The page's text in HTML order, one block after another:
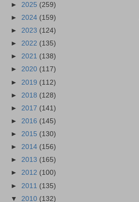
► 2025 (259)
► 2024 (159)
► 2023 (124)
► 2022 (135)
► 2021 (138)
► 2020 (117)
► 2019 (112)
► 2018 (128)
► 2017 (141)
► 2016 (145)
► 2015 (130)
► 2014 (156)
► 2013 (165)
► 2012 (100)
► 2011 (135)
▼ 2010 (132)